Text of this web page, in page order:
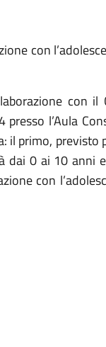
con
con il
l’Aula
il primo, previsto
dai 0 ai 10 anni
con